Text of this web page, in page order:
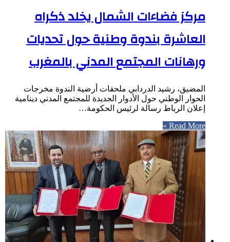
مركز فضاءات الشمال يخلد ذكراه
العاشرة بندوة وطنية حول تحديات
ورهانات المجتمع المدني بالمغرب
المضيق، رشيد الدردابي ملحقات أرضية الندوة مخرجات
الحوار الوطني حول الأدوار الجديدة للمجتمع المدني دينامية
إعلان الرباط رسالة لرئيس الحكومة…
Read More »